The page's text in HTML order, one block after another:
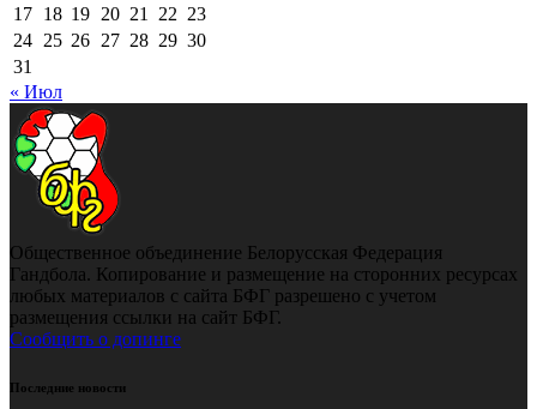
17 18 19 20 21 22 23
24 25 26 27 28 29 30
31
« Июл
Общественное объединение Белорусская Федерация
Гандбола. Копирование и размещение на сторонних ресурсах
любых материалов с сайта БФГ разрешено с учетом
размещения ссылки на сайт БФГ.
Сообщить о допинге
Последние новости